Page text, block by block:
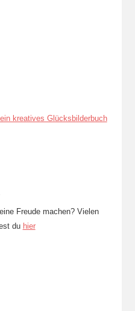
kreatives Glücksbilderbuch
Freude machen? Vielen
du hier